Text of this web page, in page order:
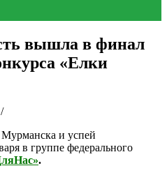
вышла в финал
«Елки
/
и успей
в группе федерального
.